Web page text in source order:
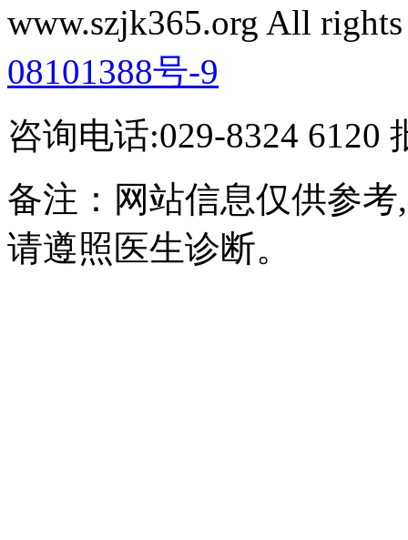
www.szjk365.org All
08101388号-9
咨询电话:029-8324 6120
备注：网站信息仅供参
请遵照医生诊断。